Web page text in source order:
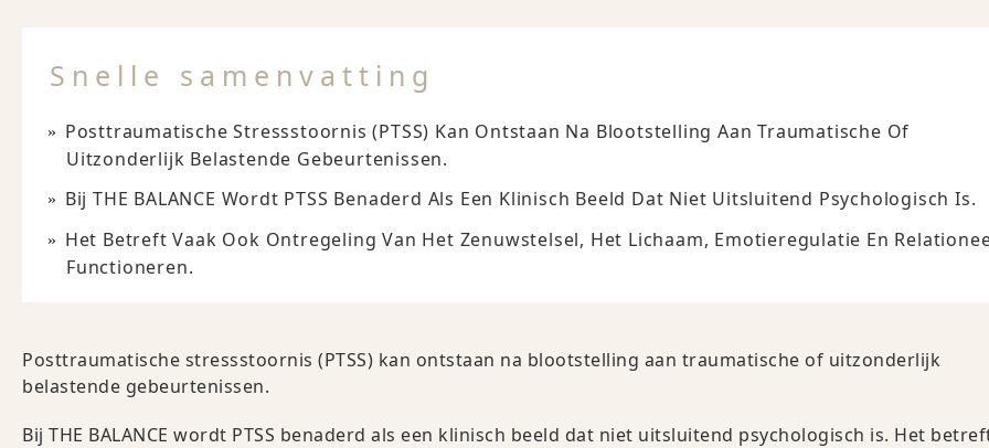
Snelle samenvatting
Posttraumatische Stressstoornis (PTSS) Kan Ontstaan Na Blootstelling Aan Traumatische Of
Uitzonderlijk Belastende Gebeurtenissen.
Bij THE BALANCE Wordt PTSS Benaderd Als Een Klinisch Beeld Dat Niet Uitsluitend Psychologisch Is.
Het Betreft Vaak Ook Ontregeling Van Het Zenuwstelsel, Het Lichaam, Emotieregulatie En
Functioneren.
Posttraumatische stressstoornis (PTSS) kan ontstaan na blootstelling aan traumatische of uitzonderlijk
belastende gebeurtenissen.
Bij THE BALANCE wordt PTSS benaderd als een klinisch beeld dat niet uitsluitend psychologisch is. Het